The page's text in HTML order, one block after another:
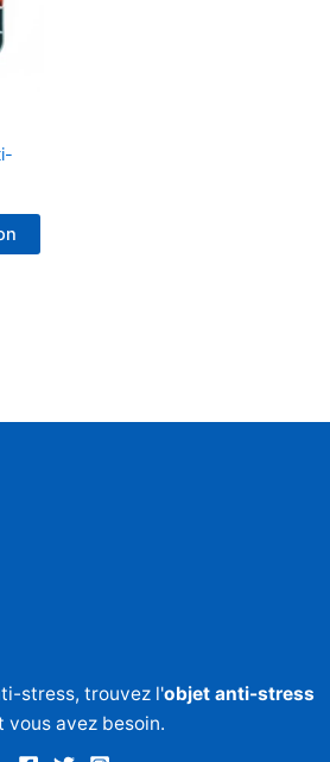
stress, trouvez l'objet anti-stress
vous avez besoin.